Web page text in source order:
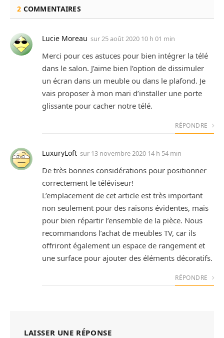
2 COMMENTAIRES
Lucie Moreau sur25 août 2020 10 h 01 min
Merci pour ces astuces pour bien intégrer la télé
dans le salon. J’aime bien l’option de dissimuler
un écran dans un meuble ou dans le plafond. Je
vais proposer à mon mari d’installer une porte
glissante pour cacher notre télé.
RÉPONDRE
LuxuryLoft sur 13 novembre 2020 14 h 54 min
De très bonnes considérations pour positionner
correctement le téléviseur!
L’emplacement de cet article est très important
non seulement pour des raisons évidentes, mais
pour bien répartir l’ensemble de la pièce. Nous
recommandons l’achat de meubles TV, car ils
offriront également un espace de rangement et
une surface pour ajouter des éléments décoratifs.
RÉPONDRE
LAISSER UNE RÉPONSE